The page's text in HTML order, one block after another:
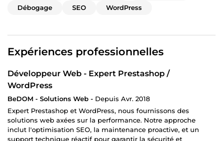
Débogage
SEO WordPress
Expériences professionnelles
Développeur Web - Expert Prestashop /
WordPress
BeDOM - Solutions Web - Depuis Avr. 2018
Expert Prestashop et WordPress, nous fournissons des
solutions web axées sur la performance. Notre approche
inclut l'optimisation SEO, la maintenance proactive, et un
support technique réactif pour garantir la sécurité et